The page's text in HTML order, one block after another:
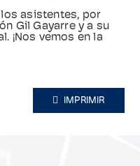
asistentes, por
Gil Gayarre y a su
¡Nos vemos en la
IMPRIMIR